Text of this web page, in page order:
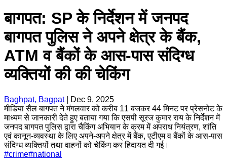
बागपत: SP के निर्देशन में जनपद
बागपत पुलिस ने अपने क्षेत्र के बैंक,
ATM व बैंकों के आस-पास संदिग्ध
व्यक्तियों की की चेकिंग
Baghpat, Bagpat|
Dec 9, 2025
मीडिया सैल बागपत ने मंगलवार को करीब 11 बजकर 44 मिनट पर प्रेसनोट के
माध्यम से जानकारी देते हुए बताया गया कि एसपी सूरज कुमार राय के निर्देशन में
जनपद बागपत पुलिस द्वारा चैकिंग अभियान के क्रम में अपराध नियंत्रण, शांति
एवं कानून-व्यवस्था के लिए अपने-अपने क्षेत्र में बैंक, एटीएम व बैंकों के आस-पास
संदिग्ध व्यक्तियों तथा वाहनों को चेकिंग कर हिदायत दी गई।
#crime#national